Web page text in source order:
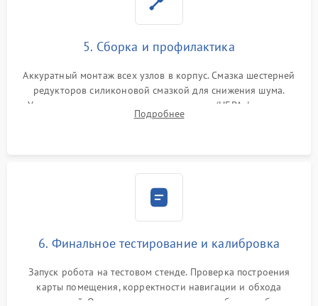
5. Сборка и профилактика
Аккуратный монтаж всех узлов в корпус. Смазка шестерней
редукторов силиконовой смазкой для снижения шума.
Установка новых расходных материалов (HEPA-фильтров,
микрофибры, щеток). Надежная фиксация разъемов и
Подробнее
6. Финальное тестирование и калибровка
Запуск робота на тестовом стенде. Проверка построения
карты помещения, корректности навигации и обхода
препятствий. Оценка силы всасывания и работы турбины.